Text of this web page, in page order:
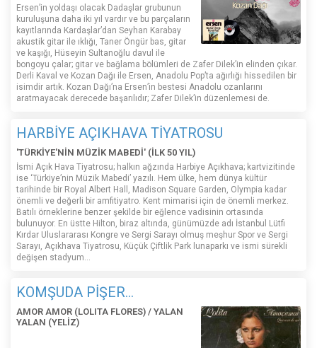
Ersen’in yoldaşı olacak Dadaşlar grubunun
kuruluşuna daha iki yıl vardır ve bu parçaların
kayıtlarında Kardaşlar’dan Seyhan Karabay
akustik gitar ile ıklığı, Taner Öngür bas, gitar
ve kaşığı, Hüseyin Sultanoğlu davul ile
bongoyu çalar; gitar ve bağlama bölümleri de Zafer Dilek’in elinden çıkar.
Derli Kaval ve Kozan Dağı ile Ersen, Anadolu Pop’ta ağırlığı hissedilen bir
isimdir artık. Kozan Dağı’na Ersen’in bestesi Anadolu ozanlarını
aratmayacak derecede başarılıdır; Zafer Dilek’in düzenlemesi de.
HARBİYE AÇIKHAVA TİYATROSU
'TÜRKİYE'NİN MÜZİK MABEDİ' (İLK 50 YIL)
İsmi Açık Hava Tiyatrosu; halkın ağzında Harbiye Açıkhava; kartvizitinde
ise ‘Türkiye’nin Müzik Mabedi’ yazılı. Hem ülke, hem dünya kültür
tarihinde bir Royal Albert Hall, Madison Square Garden, Olympia kadar
önemli ve değerli bir amfitiyatro. Kent mimarisi için de önemli merkez.
Batılı örneklerine benzer şekilde bir eğlence vadisinin ortasında
bulunuyor. En üstte Hilton, biraz altında, günümüzde adı İstanbul Lütfi
Kırdar Uluslararası Kongre ve Sergi Sarayı olmuş meşhur Spor ve Sergi
Sarayı, Açıkhava Tiyatrosu, Küçük Çiftlik Park lunaparkı ve ismi sürekli
değişen stadyum…
KOMŞUDA PİŞER...
AMOR AMOR (LOLITA FLORES) / YALAN
YALAN (YELİZ)